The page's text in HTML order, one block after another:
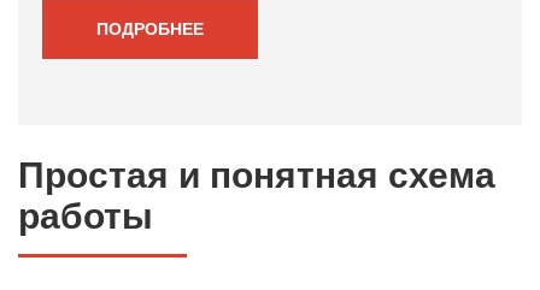
Простая и понятная схема
работы
ПОДРОБНЕЕ